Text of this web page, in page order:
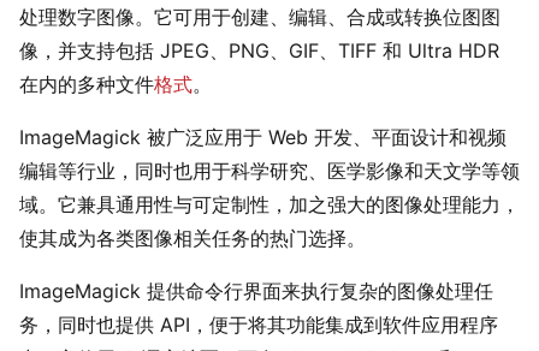
处理数字图像。它可用于创建、编辑、合成或转换位图图
像，并支持包括 JPEG、PNG、GIF、TIFF 和 Ultra HDR
在内的多种文件格式。
ImageMagick 被广泛应用于 Web 开发、平面设计和视频
编辑等行业，同时也用于科学研究、医学影像和天文学等领
域。它兼具通用性与可定制性，加之强大的图像处理能力，
使其成为各类图像相关任务的热门选择。
ImageMagick 提供命令行界面来执行复杂的图像处理任
务，同时也提供 API，便于将其功能集成到软件应用程序